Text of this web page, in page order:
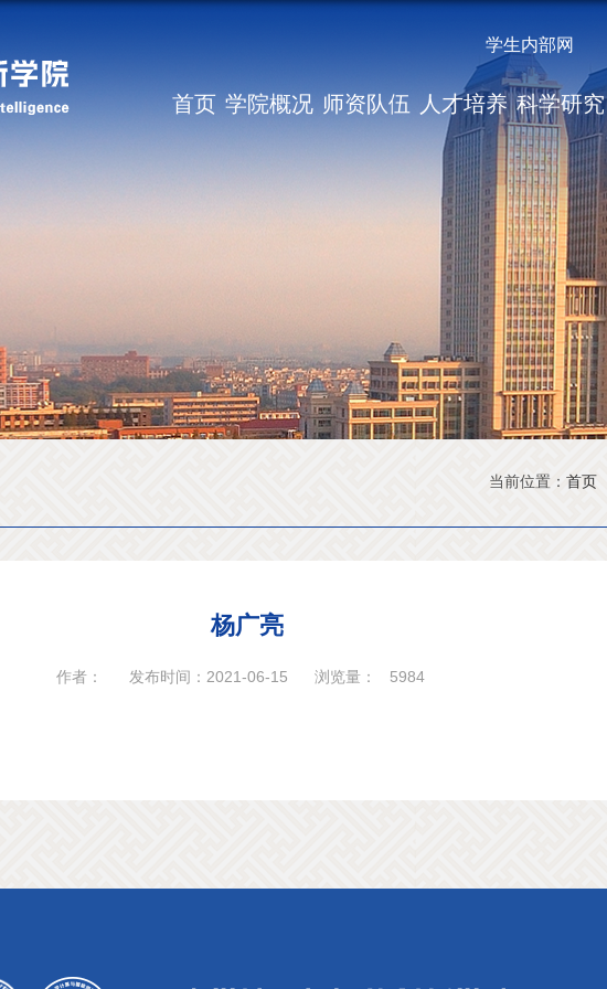
学生内部网
首页 学院概况 师资队伍 人才培养 科学研究
当前位置： 首页
杨广亮
作者： 发布时间：2021-06-15 浏览量： 5984